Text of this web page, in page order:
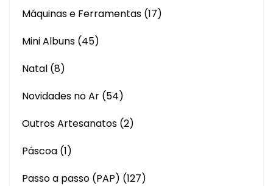
Máquinas e Ferramentas (17)
Mini Albuns (45)
Natal (8)
Novidades no Ar (54)
Outros Artesanatos (2)
Páscoa (1)
Passo a passo (PAP) (127)